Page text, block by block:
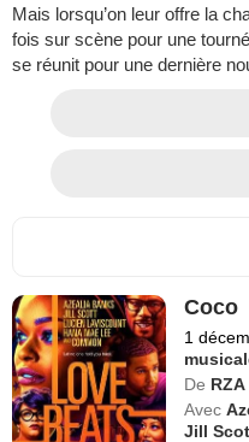
Mais lorsqu’on leur offre la
fois sur scène pour une
se réunit pour une dernière
Coco
1
De RZA
Avec
Jill